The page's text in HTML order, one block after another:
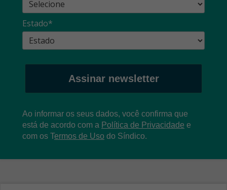
Estado*
Assinar newsletter
Ao informar os seus dados, você confirma que
está de acordo com a Política de Privacidade e
com os Termos de Uso do Síndico.